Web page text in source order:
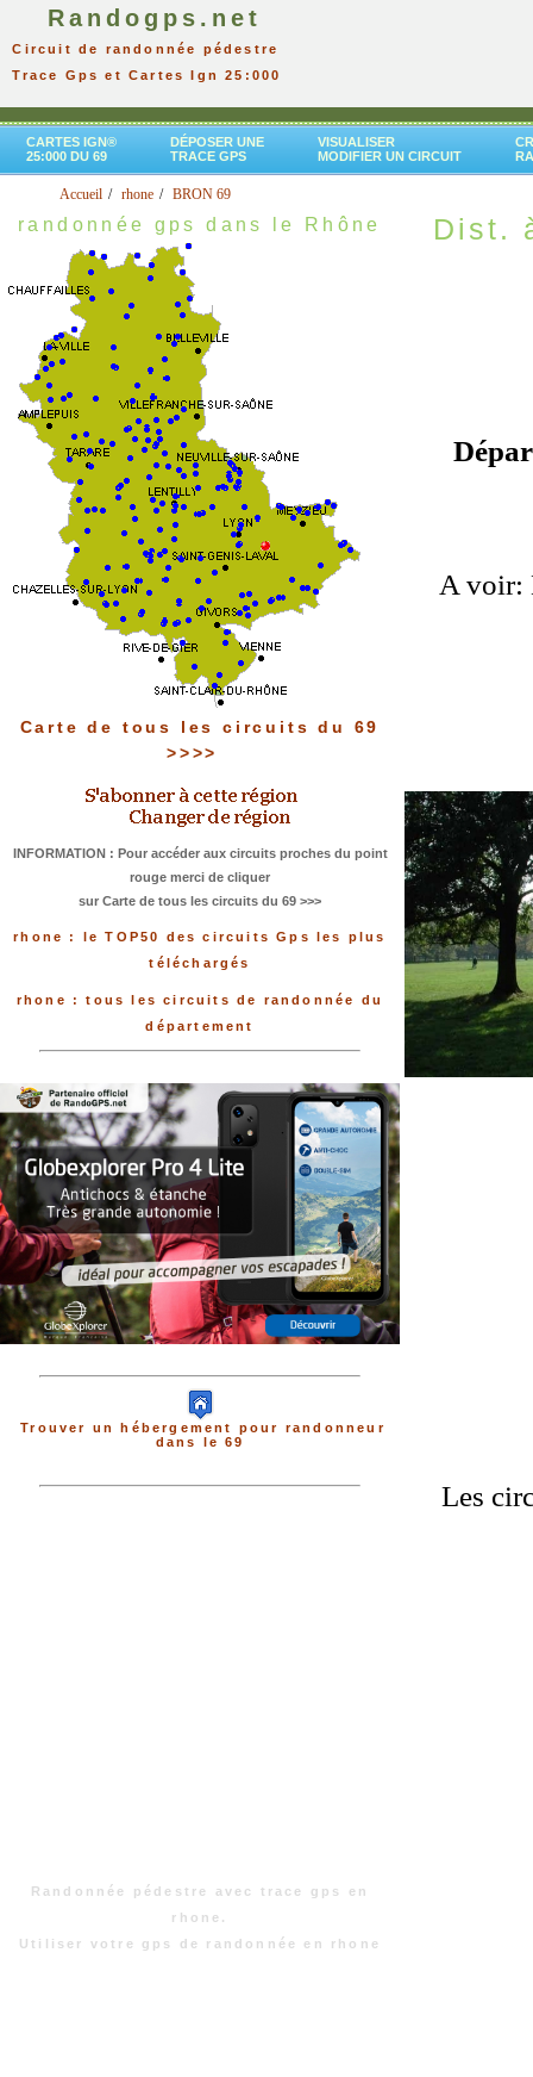
Randogps.net
Circuit de randonnée pédestre
Trace Gps et Cartes Ign 25:000
CARTES IGN®
25:000 DU 69
DÉPOSER UNE
TRACE GPS
VISUALISER
MODIFIER UN CIRCUIT
Accueil rhone BRON 69
randonnée gps dans le Rhône
Carte de tous les circuits du 69
>>>>
INFORMATION : Pour accéder aux circuits proches du point
rouge merci de cliquer
sur Carte de tous les circuits du 69 >>>
rhone : le TOP50 des circuits Gps les plus
téléchargés
rhone : tous les circuits de randonnée du
département
Trouver un hébergement pour randonneur
dans le 69
Randonnée pédestre avec trace gps en
rhone.
Utiliser votre gps de randonnée en rhone
Dist.
A voir:
Les